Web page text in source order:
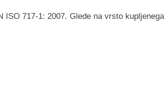
717-1: 2007. Glede na vrsto kupljenega